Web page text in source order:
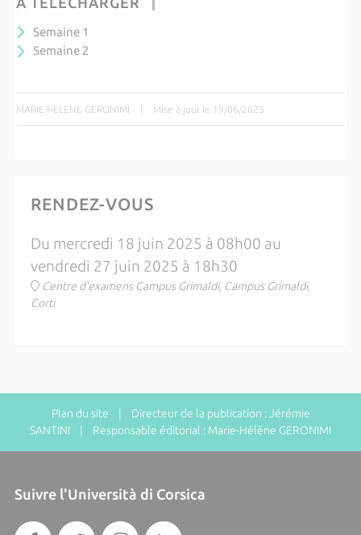
Semaine 1
Semaine 2
MARIE-HELENE GERONIMI | Mise à jour le 19/06/2025
RENDEZ-VOUS
Du mercredi 18 juin 2025 à 08h00 au
vendredi 27 juin 2025 à 18h30
Centre d'examens Campus Grimaldi, Campus Grimaldi,
Corti
Plan du site | Directeur de la publication : Jérémie
SANTINI | Responsable éditorial : Marie-Hélène GERONIMI
Suivre l'Università di Corsica